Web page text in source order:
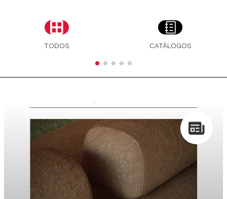
TODOS CATÁLOGOS